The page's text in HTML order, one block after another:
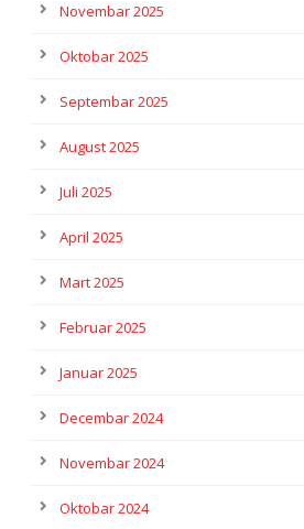
Novembar 2025
Oktobar 2025
Septembar 2025
August 2025
Juli 2025
April 2025
Mart 2025
Februar 2025
Januar 2025
Decembar 2024
Novembar 2024
Oktobar 2024